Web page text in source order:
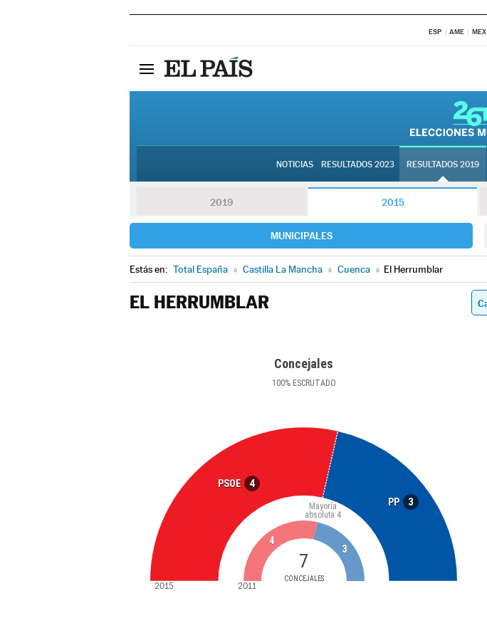
ESP AME MEX
NOTICIAS RESULTADOS 2023 RESULTADOS 2019
2019 2015
MUNICIPALES
Estás en: Total España » Castilla La Mancha » Cuenca » El Herrumblar
EL HERRUMBLAR
Concejales
100%ESCRUTADO
PSOE 4
PP 3
7
CONCEJALES
Mayoría
absoluta 4
4
3
2015 2011